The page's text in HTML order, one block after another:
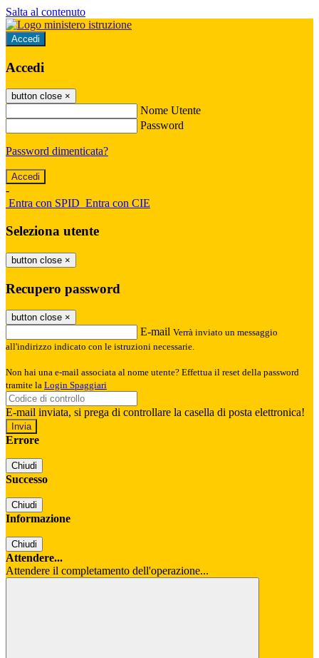
Salta al contenuto
Accedi
Accedi
button close ×
Nome Utente
Password
Password dimenticata?
-
Entra con SPID Entra con CIE
Seleziona utente
button close ×
Recupero password
button close ×
E-mail Verrà inviato un messaggio
all'indirizzo indicato con le istruzioni necessarie.
Non hai una e-mail associata al nome utente? Effettua il reset della password
tramite la Login Spaggiari
E-mail inviata, si prega di controllare la casella di posta elettronica!
Errore
Chiudi
Successo
Chiudi
Informazione
Chiudi
Attendere...
Attendere il completamento dell'operazione...